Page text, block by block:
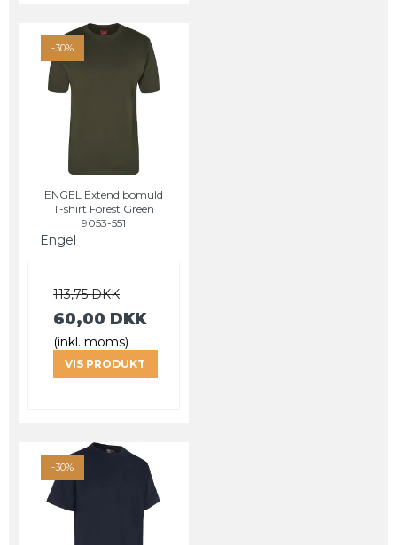
-30%
ENGEL Extend bomuld
T-shirt Forest Green
9053-551
Engel
113,75 DKK
60,00 DKK
(inkl. moms)
VIS PRODUKT
-30%